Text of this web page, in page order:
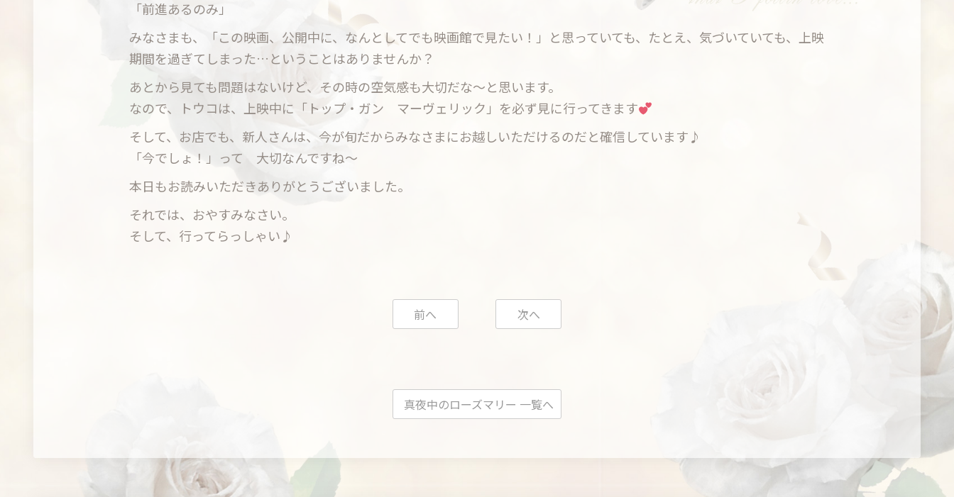
「前進あるのみ」
みなさまも、「この映画、公開中に、なんとしてでも映画館で見たい！」と思っていても、たとえ、気づいていても、上映
期間を過ぎてしまった…ということはありませんか？
あとから見ても問題はないけど、その時の空気感も大切だな〜と思います。
なので、トウコは、上映中に「トップ・ガン マーヴェリック」を必ず見に行ってきます
そして、お店でも、新人さんは、今が旬だからみなさまにお越しいただけるのだと確信しています♪
「今でしょ！」って 大切なんですね〜
本日もお読みいただきありがとうございました。
それでは、おやすみなさい。
そして、行ってらっしゃい♪
前へ 次へ
真夜中のローズマリー 一覧へ